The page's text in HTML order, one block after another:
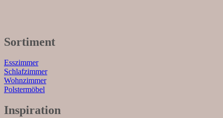
Sortiment
Esszimmer
Schlafzimmer
Wohnzimmer
Polstermöbel
Inspiration